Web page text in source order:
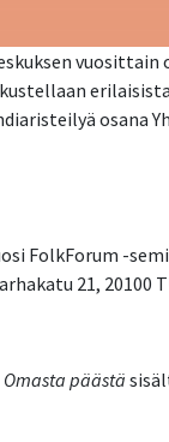
vuosittain
osana
FolkForum -
21, 20100
Omasta päästä